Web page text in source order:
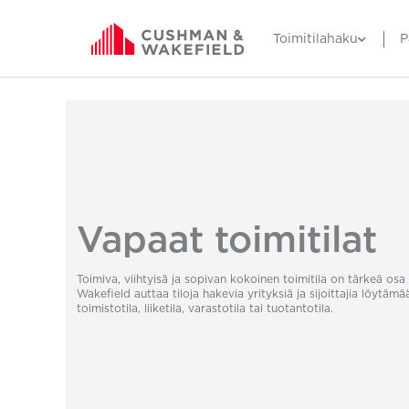
Toimitilahaku
Vapaat toimitilat
Toimiva, viihtyisä ja sopivan kokoinen toimitila on tärkeä osa
Wakefield auttaa tiloja hakevia yrityksiä ja sijoittajia
toimistotila, liiketila, varastotila tai tuotantotila.